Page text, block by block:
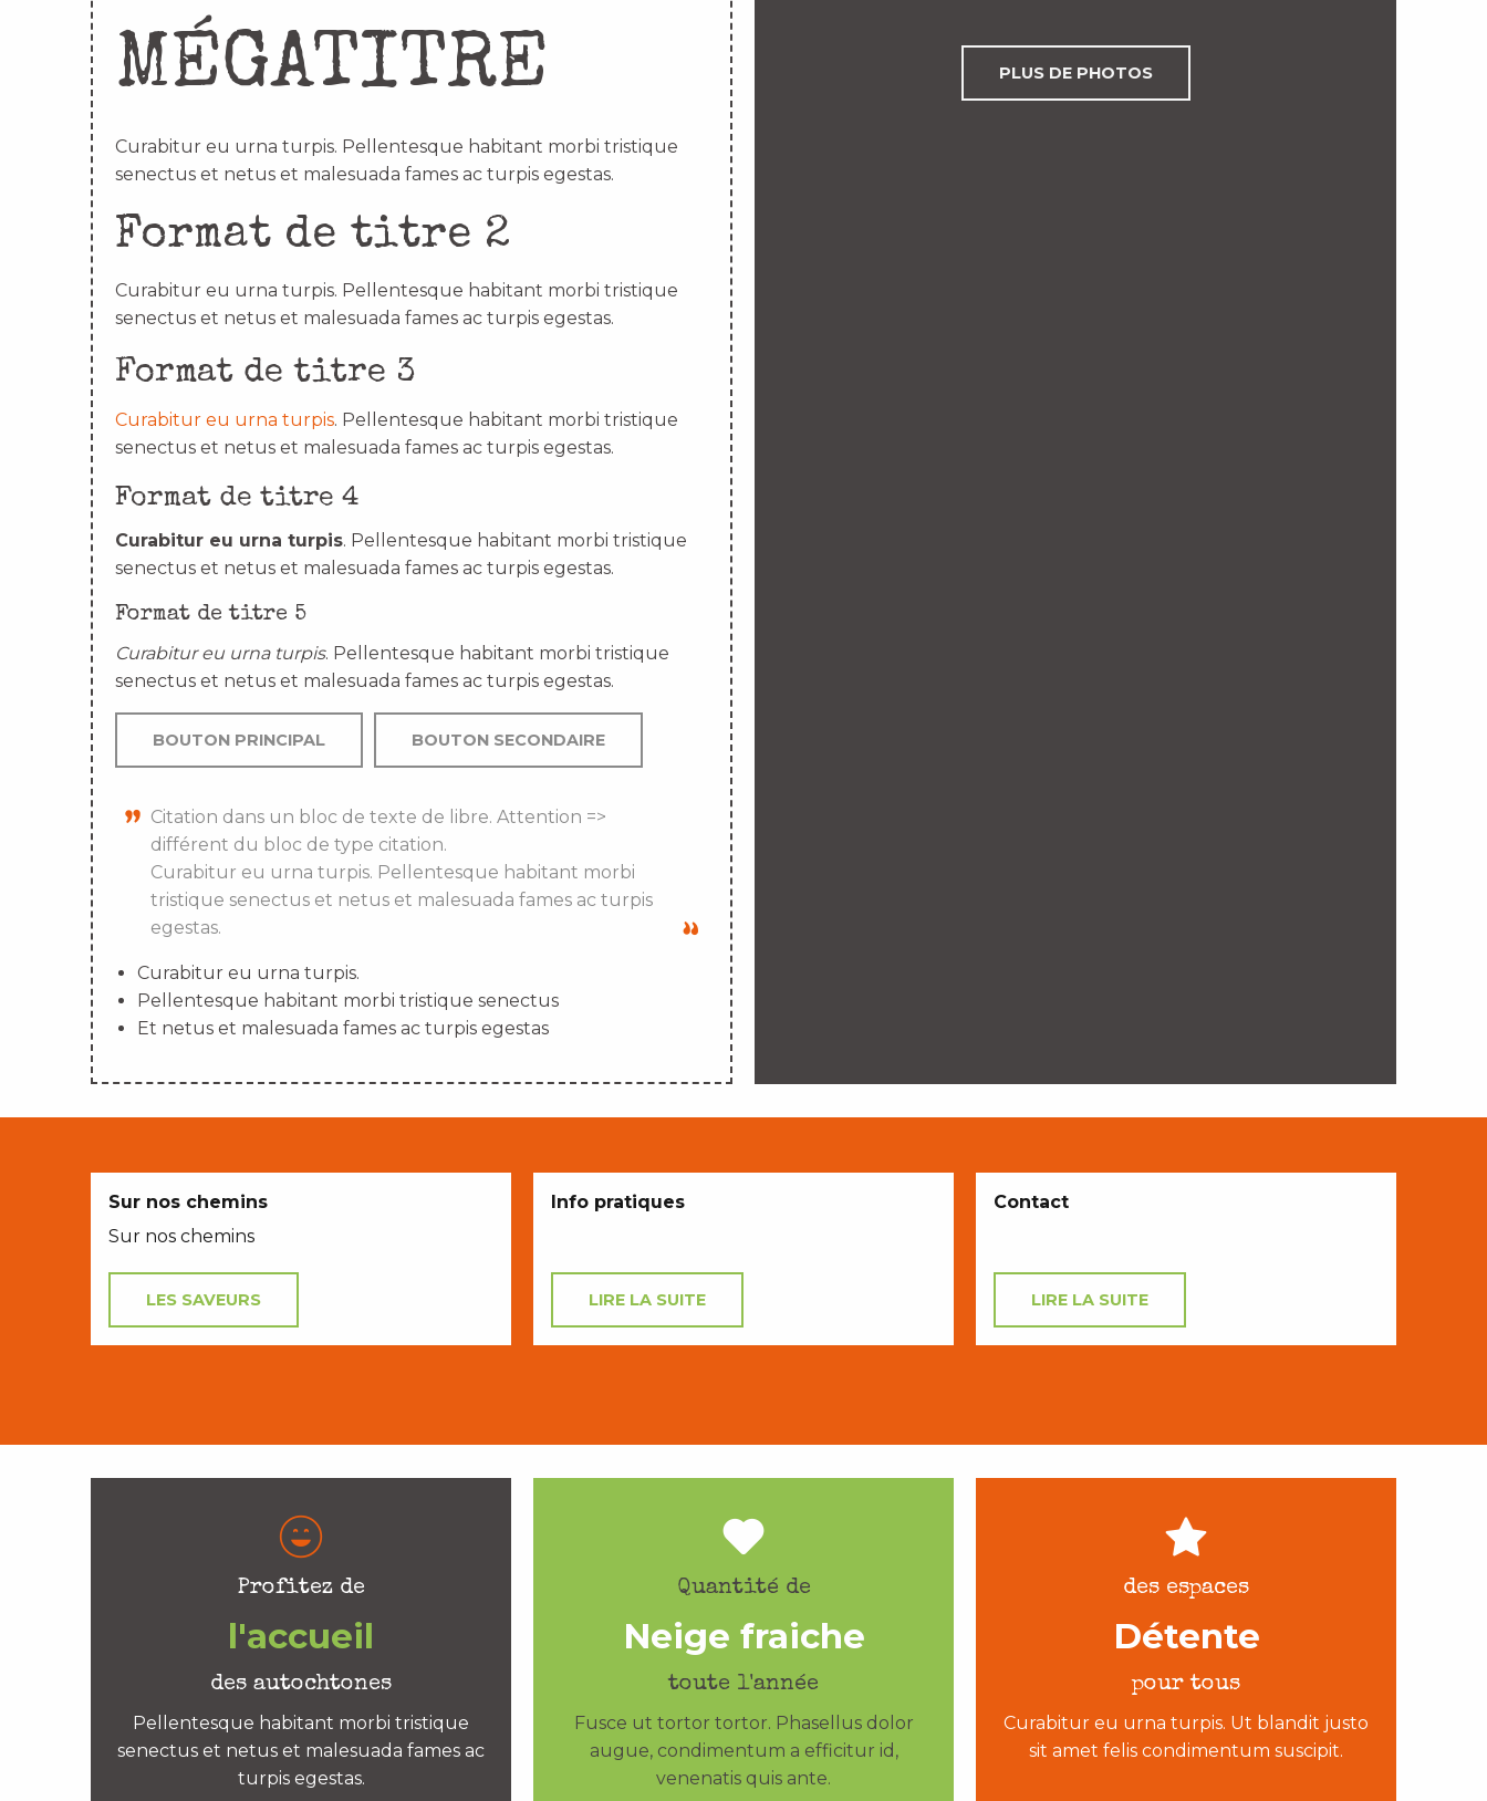
MÉGATITRE
Curabitur eu urna turpis. Pellentesque habitant morbi tristique
senectus et netus et malesuada fames ac turpis egestas.
Format de titre 2
Curabitur eu urna turpis. Pellentesque habitant morbi tristique
senectus et netus et malesuada fames ac turpis egestas.
Format de titre 3
Curabitur eu urna turpis. Pellentesque habitant morbi tristique
senectus et netus et malesuada fames ac turpis egestas.
Format de titre 4
Curabitur eu urna turpis. Pellentesque habitant morbi tristique
senectus et netus et malesuada fames ac turpis egestas.
Format de titre 5
Curabitur eu urna turpis. Pellentesque habitant morbi tristique
senectus et netus et malesuada fames ac turpis egestas.
BOUTON PRINCIPAL BOUTON SECONDAIRE
Citation dans un bloc de texte de libre. Attention =>
différent du bloc de type citation.
Curabitur eu urna turpis. Pellentesque habitant morbi
tristique senectus et netus et malesuada fames ac turpis
egestas.
Curabitur eu urna turpis.
Pellentesque habitant morbi tristique senectus
Et netus et malesuada fames ac turpis egestas
PLUS DE PHOTOS
Sur nos chemins
Sur nos chemins
LES SAVEURS
Info pratiques
LIRE LA SUITE
Contact
LIRE LA SUITE
Profitez de
l'accueil
des autochtones
Pellentesque habitant morbi tristique
senectus et netus et malesuada fames ac
turpis egestas.
Quantité de
Neige fraiche
toute l'année
Fusce ut tortor tortor. Phasellus dolor
augue, condimentum a efficitur id,
venenatis quis ante.
des espaces
Détente
pour tous
Curabitur eu urna turpis. Ut blandit justo
sit amet felis condimentum suscipit.